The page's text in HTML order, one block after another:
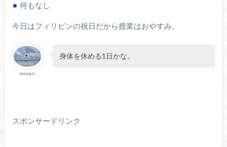
何もなし
今日はフィリピンの祝日だから授業はおやすみ。
mosari
身体を休める1日かな。
スポンサードリンク